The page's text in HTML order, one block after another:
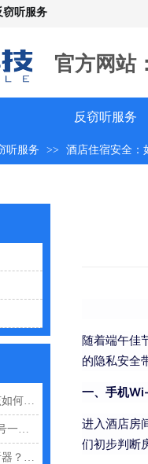
窃听服务
官方网站
反窃听服务
听服务 >> 酒店住宿安全：
手机远程窃听，到底是怎么发生的？
？
车上装GPS只为了定位？小心，它可能正在“偷听”你说话
随着端午佳
的隐私安全
一、手机
进入酒店房
们初步判断